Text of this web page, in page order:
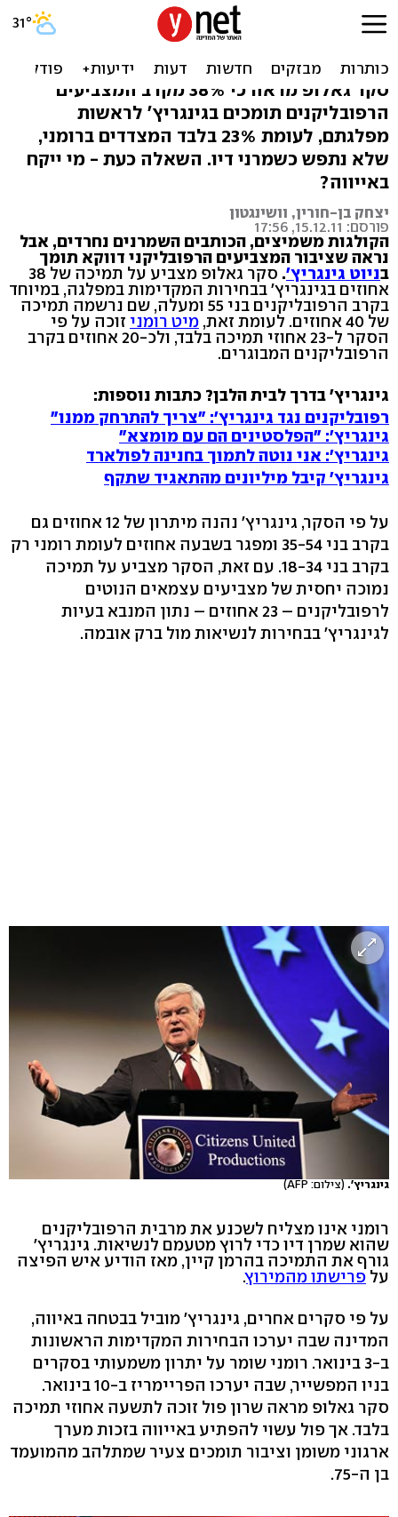
המבוגרים בעד גינגריץ', את
מי מעדיפים הצעירים?
סקר גאלופ מראה כי 38% מקרב המצביעים
הרפובליקנים תומכים בגינגריץ' לראשות
מפלגתם, לעומת 23% בלבד המצדדים ברומני,
שלא נתפש כשמרני דיו. השאלה כעת - מי ייקח
באייווה?
יצחק בן-חורין, וושינגטון
פורסם: 15.12.11, 17:56
הקולגות משמיצים, הכותבים השמרנים נחרדים, אבל
נראה שציבור המצביעים הרפובליקני דווקא תומך
בניוט גינגריץ'. סקר גאלופ מצביע על תמיכה של 38
אחוזים בגינגריץ' בבחירות המקדימות במפלגה, במיוחד
בקרב הרפובליקנים בני 55 ומעלה, שם נרשמה תמיכה
של 40 אחוזים. לעומת זאת, מיט רומני זוכה על פי
הסקר ל-23 אחוזי תמיכה בלבד, ולכ-20 אחוזים בקרב
הרפובליקנים המבוגרים.
גינגריץ' בדרך לבית הלבן? כתבות נוספות:
רפובליקנים נגד גינגריץ': "צריך להתרחק ממנו"
גינגריץ': "הפלסטינים הם עם מומצא"
גינגריץ': אני נוטה לתמוך בחנינה לפולארד
גינגריץ' קיבל מיליונים מהתאגיד שתקף
על פי הסקר, גינגריץ' נהנה מיתרון של 12 אחוזים גם
בקרב בני 35-54 ומפגר בשבעה אחוזים לעומת רומני רק
בקרב בני 18-34. עם זאת, הסקר מצביע על תמיכה
נמוכה יחסית של מצביעים עצמאים הנוטים
לרפובליקנים – 23 אחוזים – נתון המנבא בעיות
לגינגריץ' בבחירות לנשיאות מול ברק אובמה.
גינגריץ'. (צילום: AFP)
רומני אינו מצליח לשכנע את מרבית הרפובליקנים
שהוא שמרן דיו כדי לרוץ מטעמם לנשיאות. גינגריץ'
גורף את התמיכה בהרמן קיין, מאז הודיע איש הפיצה
על פרישתו מהמירוץ.
על פי סקרים אחרים, גינגריץ' מוביל בבטחה באיווה,
המדינה שבה יערכו הבחירות המקדימות הראשונות
ב-3 בינואר. רומני שומר על יתרון משמעותי בסקרים
בניו המפשייר, שבה יערכו הפריימריז ב-10 בינואר.
סקר גאלופ מראה שרון פול זוכה לתשעה אחוזי תמיכה
בלבד. אך פול עשוי להפתיע באייווה בזכות מערך
ארגוני משומן וציבור תומכים צעיר שמתלהב מהמועמד
בן ה-75.